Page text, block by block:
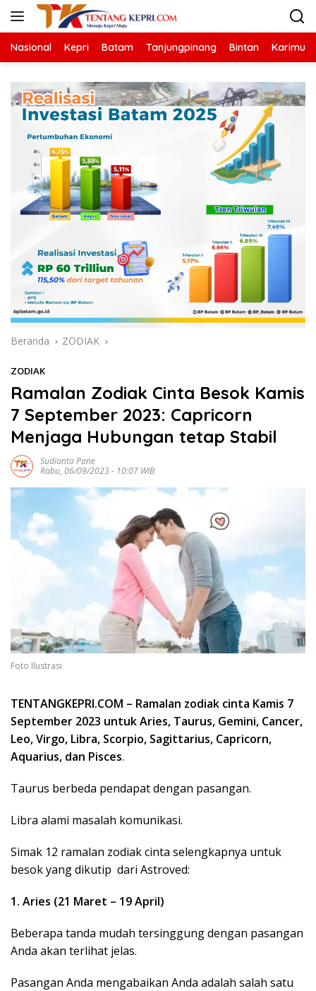
Langsung
Nasional Kepri Batam Tanjungpinang Bintan Karimun
Beranda ZODIAK
ZODIAK
Ramalan Zodiak Cinta Besok Kamis
7 September 2023: Capricorn
Menjaga Hubungan tetap Stabil
Sudianto Pane
Rabu, 06/09/2023 - 10:07 WIB
Foto Ilustrasi
TENTANGKEPRI.COM – Ramalan zodiak cinta Kamis 7
September 2023 untuk Aries, Taurus, Gemini, Cancer,
Leo, Virgo, Libra, Scorpio, Sagittarius, Capricorn,
Aquarius, dan Pisces.
Taurus berbeda pendapat dengan pasangan.
Libra alami masalah komunikasi.
Simak 12 ramalan zodiak cinta selengkapnya untuk
besok yang dikutip dari Astroved:
1. Aries (21 Maret – 19 April)
Beberapa tanda mudah tersinggung dengan pasangan
Anda akan terlihat jelas.
Pasangan Anda mengabaikan Anda adalah salah satu